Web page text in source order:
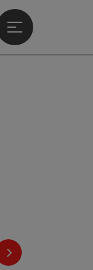
Hauptmenü öffnen
nächstes Element